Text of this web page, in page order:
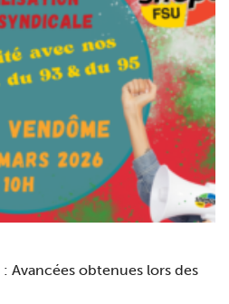
Avancées obtenues lors des